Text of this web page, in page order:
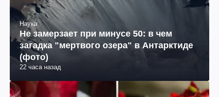
Наука
Не замерзает при минусе 50: в чем
загадка "мертвого озера" в Антарктиде
(фото)
22 часа назад